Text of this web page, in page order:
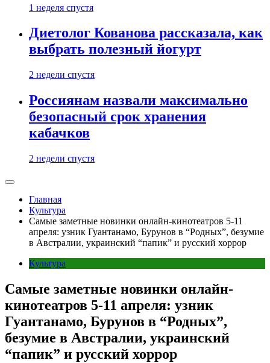
1 неделя спустя
Диетолог Кованова рассказала, как
выбрать полезный йогурт
2 недели спустя
Россиянам назвали максимально
безопасный срок хранения
кабачков
2 недели спустя
Главная
Культура
Самые заметные новинки онлайн-кинотеатров 5-11
апреля: узник Гуантанамо, Бурунов в “Родных”, безумие
в Австралии, украинский “папик” и русский хоррор
Культура
Самые заметные новинки онлайн-
кинотеатров 5-11 апреля: узник
Гуантанамо, Бурунов в “Родных”,
безумие в Австралии, украинский
“папик” и русский хоррор